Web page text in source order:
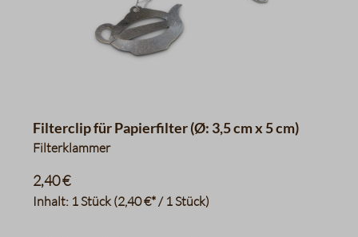
Filterclip für Papierfilter (Ø: 3,5 cm x 5 cm)
Filterklammer
Inhalt: 1 Stück(2,40 €* / 1 Stück)
2,40 €